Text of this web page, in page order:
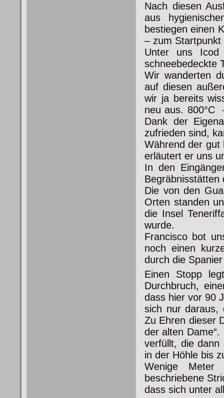
Nach diesen
aus
bestiegen einen
– zum
Unter uns
schneebedeckte
Wir wanderten
auf diesen
wir ja bereits
neu aus. 800°C
Dank der
zufrieden sind,
Während der gut
erläutert er uns
In den
Begräbnisstätten
Die von den
Orten standen
die Insel
wurde.
Francisco bot
noch einen
durch die
Einen Stopp
Durchbruch,
dass hier vor 90
sich nur daraus,
Zu Ehren dieser
der alten
verfüllt, die dann
in der Höhle bis
Wenige Meter
beschriebene
dass sich unter